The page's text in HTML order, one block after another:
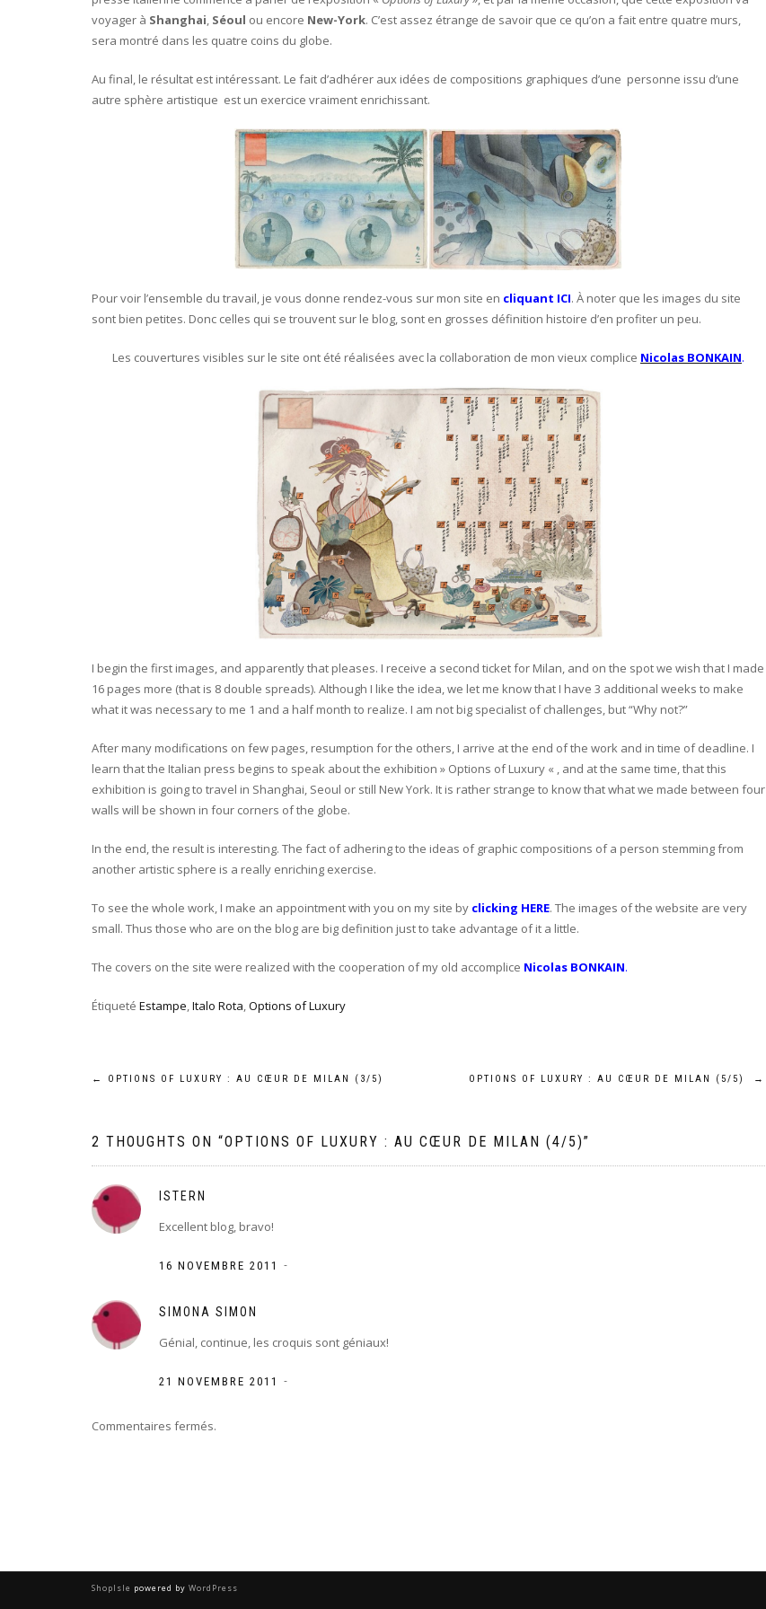
voyager à Shanghai, Séoul ou encore New-York. C’est assez étrange de savoir que ce qu’on a fait entre quatre murs,
sera montré dans les quatre coins du globe.
Au final, le résultat est intéressant. Le fait d’adhérer aux idées de compositions graphiques d’une personne issu d’une
autre sphère artistique est un exercice vraiment enrichissant.
Pour voir l’ensemble du travail, je vous donne rendez-vous sur mon site en cliquant ICI. À noter que les images du site
sont bien petites. Donc celles qui se trouvent sur le blog, sont en grosses définition histoire d’en profiter un peu.
Les couvertures visibles sur le site ont été réalisées avec la collaboration de mon vieux complice Nicolas BONKAIN.
I begin the first images, and apparently that pleases. I receive a second ticket for Milan, and on the spot we wish that I made
16 pages more (that is 8 double spreads). Although I like the idea, we let me know that I have 3 additional weeks to make
what it was necessary to me 1 and a half month to realize. I am not big specialist of challenges, but “Why not?”
After many modifications on few pages, resumption for the others, I arrive at the end of the work and in time of deadline. I
learn that the Italian press begins to speak about the exhibition » Options of Luxury « , and at the same time, that this
exhibition is going to travel in Shanghai, Seoul or still New York. It is rather strange to know that what we made between four
walls will be shown in four corners of the globe.
In the end, the result is interesting. The fact of adhering to the ideas of graphic compositions of a person stemming from
another artistic sphere is a really enriching exercise.
To see the whole work, I make an appointment with you on my site by clicking HERE. The images of the website are very
small. Thus those who are on the blog are big definition just to take advantage of it a little.
The covers on the site were realized with the cooperation of my old accomplice Nicolas BONKAIN.
Étiqueté Estampe,Italo Rota,Options of Luxury
Navigation
l’article
← OPTIONS OF LUXURY : AU CŒUR DE MILAN (3/5) OPTIONS OF LUXURY : AU CŒUR DE MILAN (5/5) →
2 THOUGHTS ON “OPTIONS OF LUXURY : AU CŒUR DE MILAN (4/5)”
ISTERN
Excellent blog, bravo!
16 NOVEMBRE 2011 -
SIMONA SIMON
Génial, continue, les croquis sont géniaux!
21 NOVEMBRE 2011 -
Commentaires fermés.
ShopIsle powered by WordPress